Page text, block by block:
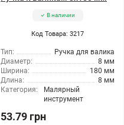
В наличии
Код Товара: 3217
Тип:
Ручка для валика
Диаметр:
8 мм
Ширина:
180 мм
Длина:
8 мм
Категория:
Малярный
инструмент
53.79 грн